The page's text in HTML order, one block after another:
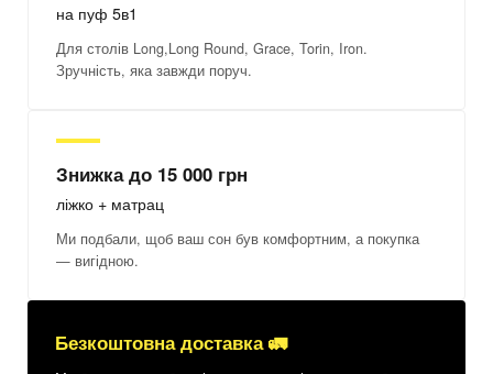
на пуф 5в1
Для столів Long,Long Round, Grace, Torin, Iron.
Зручність, яка завжди поруч.
Знижка до 15 000 грн
ліжко + матрац
Ми подбали, щоб ваш сон був комфортним, а покупка
— вигідною.
Безкоштовна доставка 🚛
Facebook
TwitterWhatsApp
ViberTelegram